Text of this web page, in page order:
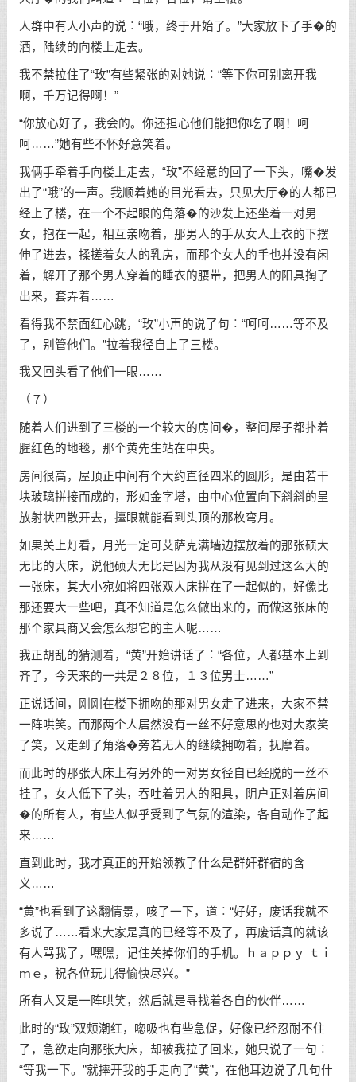
人群中有人小声的说︰“哦，终于开始了。”大家放下了手�的
酒，陆续的向楼上走去。
我不禁拉住了“玫”有些紧张的对她说︰“等下你可别离开我
啊，千万记得啊！”
“你放心好了，我会的。你还担心他们能把你吃了啊！呵
呵……”她有些不怀好意笑着。
我俩手牵着手向楼上走去，“玫”不经意的回了一下头，嘴�发
出了“哦”的一声。我顺着她的目光看去，只见大厅�的人都已
经上了楼，在一个不起眼的角落�的沙发上还坐着一对男
女，抱在一起，相互亲吻着，那男人的手从女人上衣的下摆
伸了进去，揉搓着女人的乳房，而那个女人的手也并没有闲
着，解开了那个男人穿着的睡衣的腰带，把男人的阳具掏了
出来，套弄着……
看得我不禁面红心跳，“玫”小声的说了句︰“呵呵……等不及
了，别管他们。”拉着我径自上了三楼。
我又回头看了他们一眼……
（７）
随着人们进到了三楼的一个较大的房间�，整间屋子都扑着
腥红色的地毯，那个黄先生站在中央。
房间很高，屋顶正中间有个大约直径四米的圆形，是由若干
块玻璃拼接而成的，形如金字塔，由中心位置向下斜斜的呈
放射状四散开去，擡眼就能看到头顶的那枚弯月。
如果关上灯看，月光一定可艾萨克满墙边摆放着的那张硕大
无比的大床，说他硕大无比是因为我从没有见到过这么大的
一张床，其大小宛如将四张双人床拼在了一起似的，好像比
那还要大一些吧，真不知道是怎么做出来的，而做这张床的
那个家具商又会怎么想它的主人呢……
我正胡乱的猜测着，“黄”开始讲话了︰“各位，人都基本上到
齐了，今天来的一共是２８位，１３位男士……”
正说话间，刚刚在楼下拥吻的那对男女走了进来，大家不禁
一阵哄笑。而那两个人居然没有一丝不好意思的也对大家笑
了笑，又走到了角落�旁若无人的继续拥吻着，抚摩着。
而此时的那张大床上有另外的一对男女径自已经脱的一丝不
挂了，女人低下了头，吞吐着男人的阳具，阴户正对着房间
�的所有人，有些人似乎受到了气氛的渲染，各自动作了起
来……
直到此时，我才真正的开始领教了什么是群奸群宿的含
义……
“黄”也看到了这翻情景，咳了一下，道︰“好好，废话我就不
多说了……看来大家是真的已经等不及了，再废话真的就该
有人骂我了，嘿嘿，记住关掉你们的手机。ｈａｐｐｙ ｔｉ
ｍｅ，祝各位玩儿得愉快尽兴。”
所有人又是一阵哄笑，然后就是寻找着各自的伙伴……
此时的“玫”双颊潮红，唿吸也有些急促，好像已经忍耐不住
了，急欲走向那张大床，却被我拉了回来，她只说了一句︰
“等我一下。”就摔开我的手走向了“黄”，在他耳边说了几句什